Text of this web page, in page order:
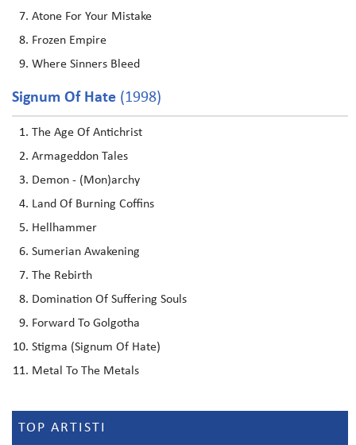
Atone For Your Mistake
Frozen Empire
Where Sinners Bleed
Signum Of Hate (1998)
The Age Of Antichrist
Armageddon Tales
Demon - (Mon)archy
Land Of Burning Coffins
Hellhammer
Sumerian Awakening
The Rebirth
Domination Of Suffering Souls
Forward To Golgotha
Stigma (Signum Of Hate)
Metal To The Metals
TOP ARTISTI